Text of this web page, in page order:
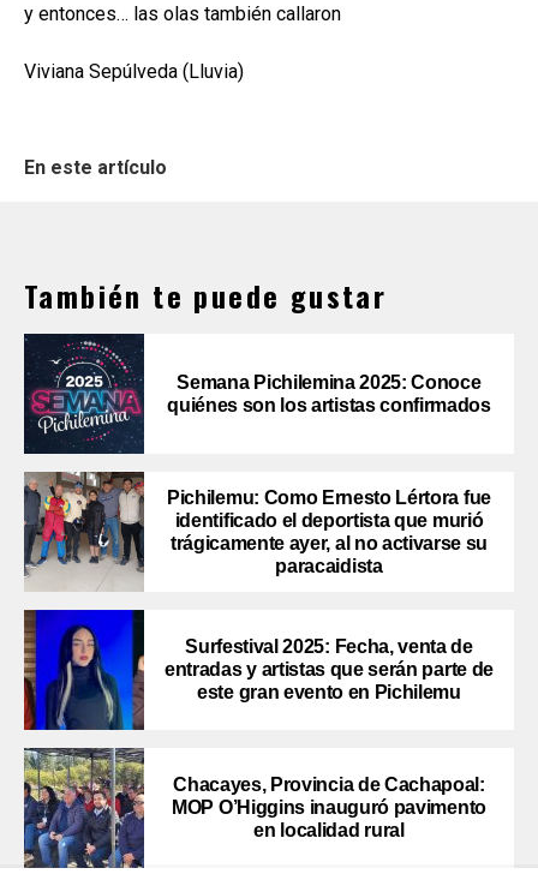
y entonces… las olas también callaron
Viviana Sepúlveda (Lluvia)
En este artículo
También te puede gustar
Semana Pichilemina 2025: Conoce
quiénes son los artistas confirmados
Pichilemu: Como Ernesto Lértora fue
identificado el deportista que murió
trágicamente ayer, al no activarse su
paracaidista
Surfestival 2025: Fecha, venta de
entradas y artistas que serán parte de
este gran evento en Pichilemu
Chacayes, Provincia de Cachapoal:
MOP O’Higgins inauguró pavimento
en localidad rural